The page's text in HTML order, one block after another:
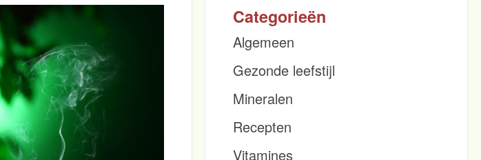
Categorieën
Algemeen
Gezonde leefstijl
Mineralen
Recepten
Vitamines